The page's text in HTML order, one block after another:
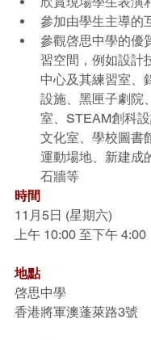
參加由學生主導的
參觀啓思中學的優
習空間，例如設計
中心及其練習室、
設施、黑匣子劇院
室、STEAM創科
文化室、學校圖書
運動場地、新建成
石牆等
時間
11月5日 (星期六)
上午 10:00 至下午 4:00
地點
啓思中學
香港將軍澳蓬萊路3號